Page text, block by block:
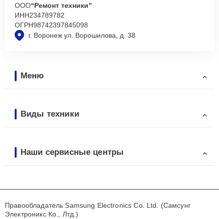
г. Воронеж ул. Ворошилова, д. 38
ООО“Ремонт техники”
ИНН234789782
ОГРН98742397845098
Меню
Виды техники
Наши сервисные центры
Правообладатель Samsung Electronics Co. Ltd. (Самсунг
Электроникс Ко., Лтд.)